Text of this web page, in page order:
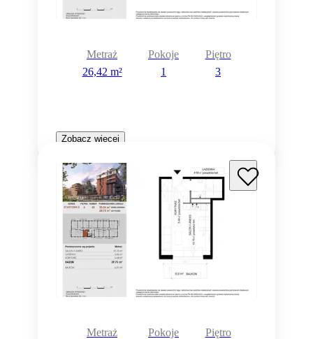
Metraż
26,42 m²
Pokoje
1
Piętro
3
Zobacz więcej
Metraż
Pokoje
Piętro